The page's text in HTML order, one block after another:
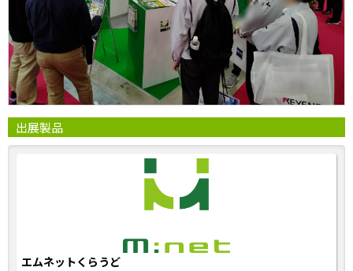
出展製品
エムネットくらうど